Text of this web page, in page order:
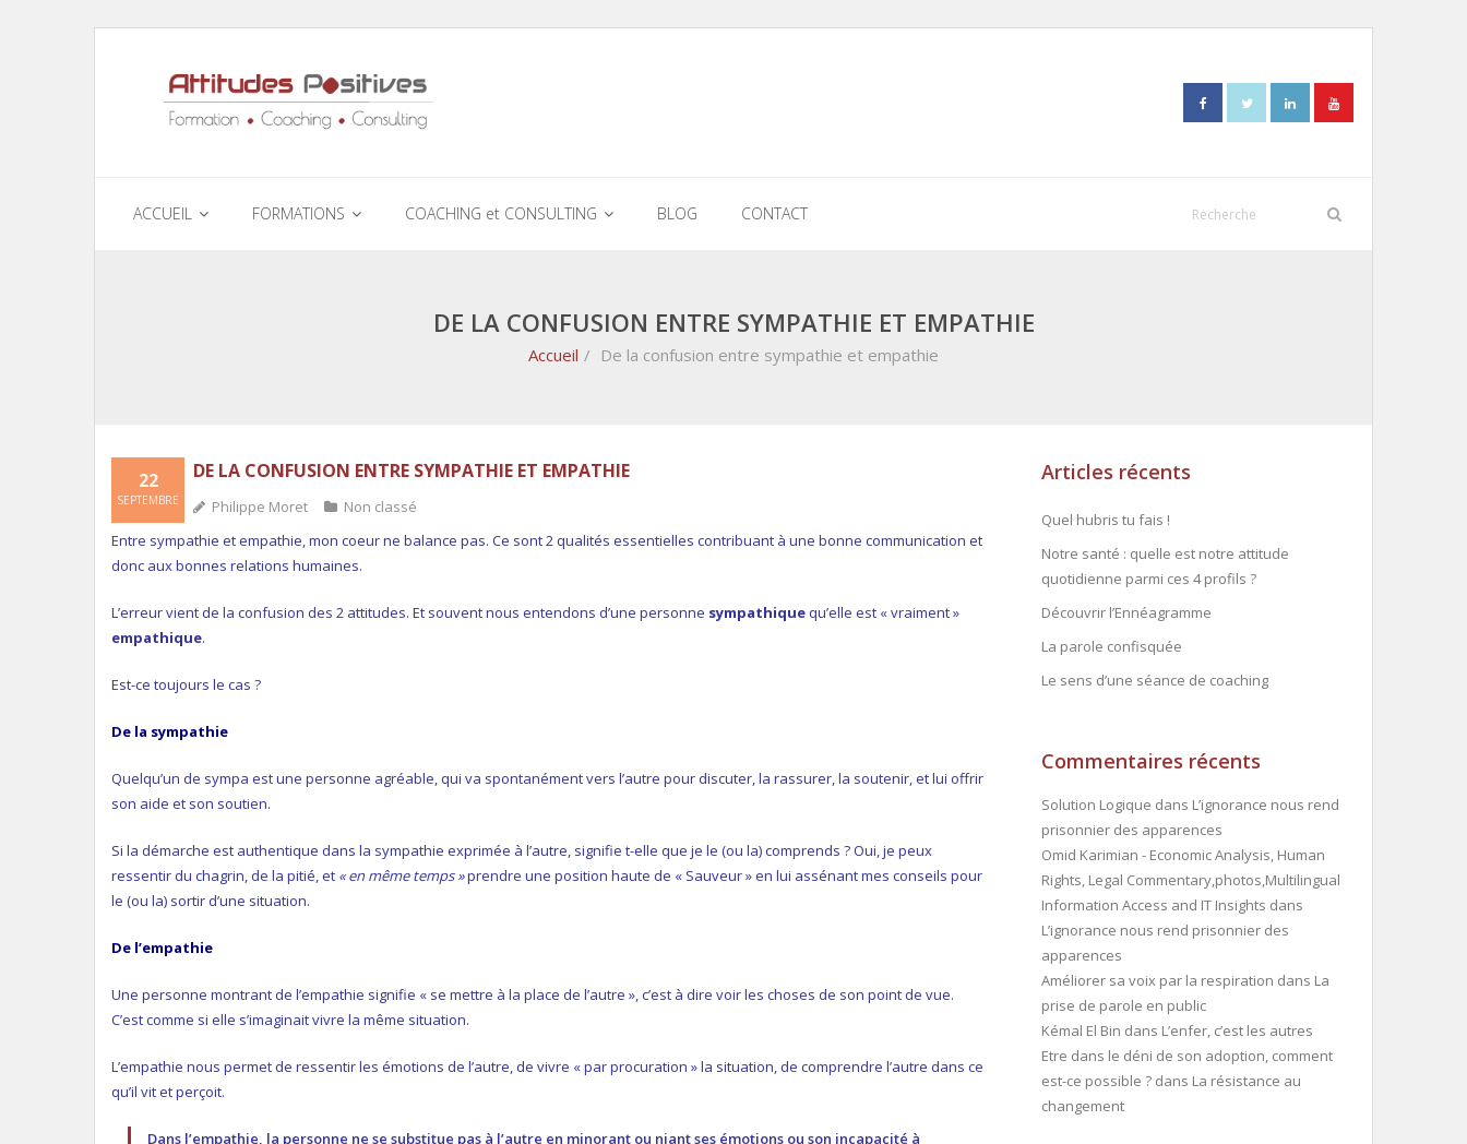
ACCUEIL FORMATIONS COACHING et CONSULTING BLOG CONTACT
DE LA CONFUSION ENTRE SYMPATHIE ET EMPATHIE
Accueil / De la confusion entre sympathie et empathie
DE LA CONFUSION ENTRE SYMPATHIE ET EMPATHIE
22
SEPTEMBRE Philippe Moret
Non classé
Entre sympathie et empathie, mon coeur ne balance pas. Ce sont 2 qualités essentielles contribuant à une bonne communication et
donc aux bonnes relations humaines.
L’erreur vient de la confusion des 2 attitudes. Et souvent nous entendons d’une personne sympathiquequ’elle est « vraiment »
empathique.
Est-ce toujours le cas ?
De la sympathie
Quelqu’un de sympa est une personne agréable, qui va spontanément vers l’autre pour discuter, la rassurer, la soutenir, et lui offrir
son aide et son soutien.
Si la démarche est authentique dans la sympathie exprimée à l’autre, signifie t-elle que je le (ou la) comprends ? Oui, je peux
ressentir du chagrin, de la pitié, et « en même temps »prendre une position haute de « Sauveur » en lui assénant mes conseils pour
le (ou la) sortir d’une situation.
De l’empathie
Une personne montrant de l’empathie signifie « se mettre à la place de l’autre », c’est à dire voir les choses de son point de vue.
C’est comme si elle s’imaginait vivre la même situation.
L’empathie nous permet de ressentir les émotions de l’autre, de vivre « par procuration » la situation, de comprendre l’autre dans ce
qu’il vit et perçoit.
Dans l’empathie, la personne ne se substitue pas à l’autre en minorant ou niant ses émotions ou son incapacité à
Articles récents
Quel hubris tu fais !
Notre santé : quelle est notre attitude
quotidienne parmi ces 4 profils ?
Découvrir l’Ennéagramme
La parole confisquée
Le sens d’une séance de coaching
Commentaires récents
Solution Logique dans L’ignorance nous rend
prisonnier des apparences
Omid Karimian - Economic Analysis, Human
Rights, Legal Commentary,photos,Multilingual
Information Access and IT Insights dans
L’ignorance nous rend prisonnier des
apparences
Améliorer sa voix par la respiration dans La
prise de parole en public
Kémal El Bin dans L’enfer, c’est les autres
Etre dans le déni de son adoption, comment
est-ce possible ? dans La résistance au
changement